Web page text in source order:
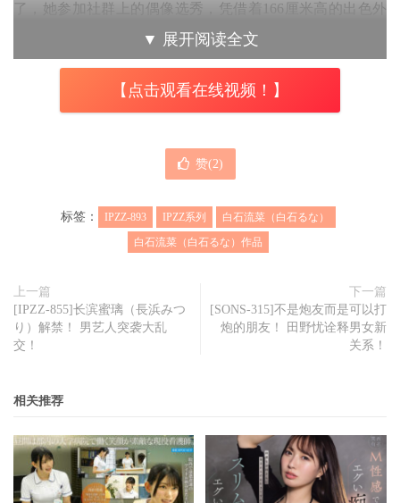
了，她参加社群上的偶像选秀，凭借着166厘米高的出色外
型、开朗的性格以及深厚的舞蹈底子获得好评，顺利合格并
且作为新成员加入了偶像团体F，隔年，她登上了大型音乐
祭、在2000位粉丝的面前带来精彩表演，也举办了个人生诞
祭季的LIVE演唱会并且发行个人数位写真集，声势达到顶
不过到了2024年，白石るな(白石流菜)正式从偶像团体毕
业，然后她并没有待在演艺圈，而是去了咖啡厅打工ー看到
这里您应该明白了，为什么片商Ideapocket如此重视这位新
加过大型音乐祭的好手；那白石るな(白石流菜)又为什么要
成为艾薇女艺人呢？那自然是因为离开演艺圈后失去了掌
声，在咖啡厅打工两年后觉得自己不该平凡，想要再一次于
一炮而红～
所以接下来就是两个问题了，首先是她的偶像资历是真是
假？以近年来大型片商经营新人的状况来看应该不假，接下
来就看谁能解出那个偶像团体F是什么、白石るな(白石流
▼ 展开阅读全文
【点击观看在线视频！】
赞(2)
标签： IPZZ-893 IPZZ系列
白石流菜（白石るな）
白石流菜（白石るな）作品
上一篇
[IPZZ-855]长滨蜜璃（長浜みつ
り）解禁！ 男艺人突袭大乱
交！
下一篇
[SONS-315]不是炮友而是可以打
炮的朋友！ 田野忧诠释男女新
关系！
相关推荐